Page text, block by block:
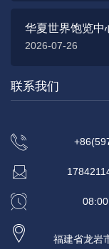
华夏世界饱览中
2026-07-26
联系我们
福建省龙岩